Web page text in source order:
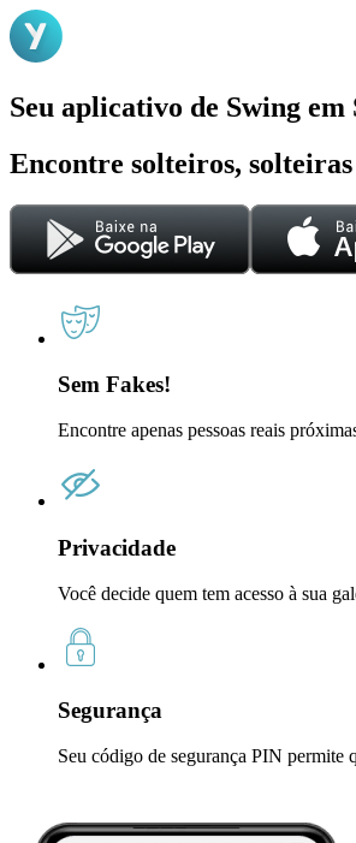
Seu aplicativo de Swing em
Encontre solteiros,
Sem Fakes!
Encontre apenas pessoas reais
Privacidade
Você decide quem tem acesso à sua
Segurança
Seu código de segurança PIN permite